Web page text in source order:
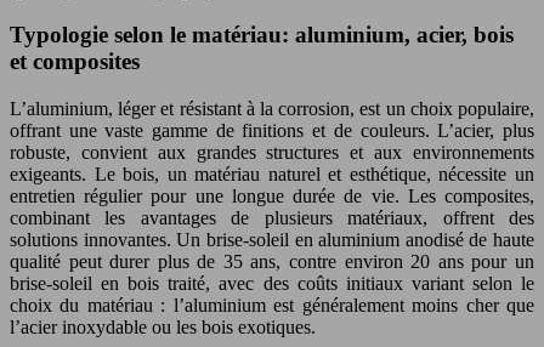
Typologie selon le matériau: aluminium, acier, bois
et composites
L’aluminium, léger et résistant à la corrosion, est un choix populaire,
offrant une vaste gamme de finitions et de couleurs. L’acier, plus
robuste, convient aux grandes structures et aux environnements
exigeants. Le bois, un matériau naturel et esthétique, nécessite un
entretien régulier pour une longue durée de vie. Les composites,
combinant les avantages de plusieurs matériaux, offrent des
solutions innovantes. Un brise-soleil en aluminium anodisé de haute
qualité peut durer plus de 35 ans, contre environ 20 ans pour un
brise-soleil en bois traité, avec des coûts initiaux variant selon le
choix du matériau : l’aluminium est généralement moins cher que
l’acier inoxydable ou les bois exotiques.